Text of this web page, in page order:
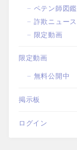
ペテン師図鑑
詐欺ニュース
限定動画
限定動画
無料公開中
掲示板
ログイン